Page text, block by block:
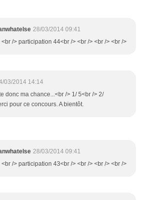
28/03/2014 09:41
<br /> participation 44<br /> <br /> <br /> <br />
03/2014 14:14
donc ma chance...<br /> 1/ 5<br /> 2/
pour ce concours. A bientôt.
28/03/2014 09:41
<br /> participation 43<br /> <br /> <br /> <br />